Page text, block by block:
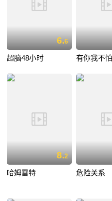
6.6
超脑48小时 有你我不怕
8.2
哈姆雷特 危险关系